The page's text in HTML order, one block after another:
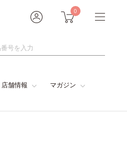
0
店舗情報 マガジン